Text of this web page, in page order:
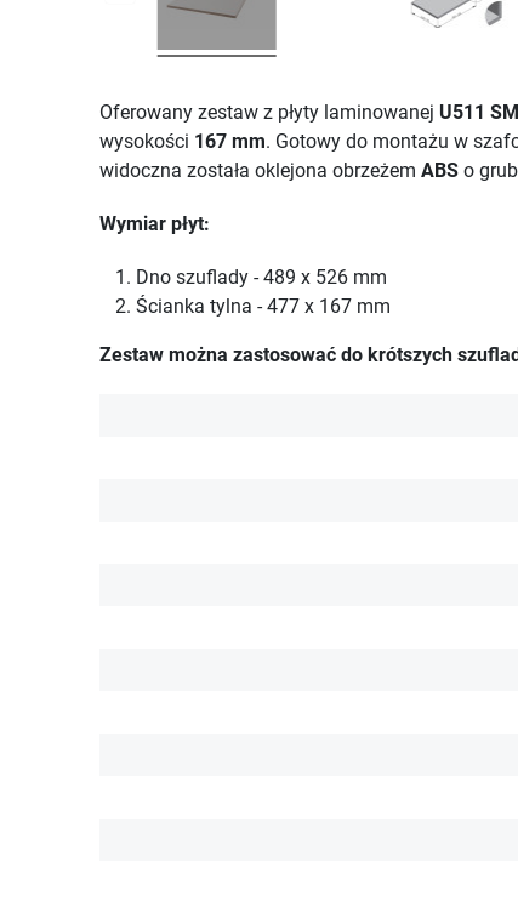
Oferowany zestaw z płyty laminowanej U511 SM
wysokości 167 mm. Gotowy do montażu w
widoczna została oklejona obrzeżem ABS o
Wymiar płyt:
Dno szuflady - 489 x 526 mm
Ścianka tylna - 477 x 167 mm
Zestaw można zastosować do krótszych